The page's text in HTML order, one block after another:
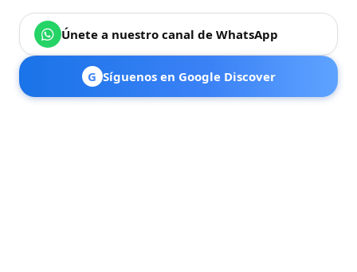
Únete a nuestro canal de WhatsApp
G Síguenos en Google Discover